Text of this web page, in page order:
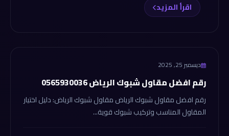
اقرأ المزيد
shbokelriyadh.com
ديسمبر 25, 2025
رقم افضل مقاول شبوك الرياض 0565930036
رقم افضل مقاول شبوك الرياض مقاول شبوك الرياض: دليل اختيار
المقاول المناسب وتركيب شبوك قوية...